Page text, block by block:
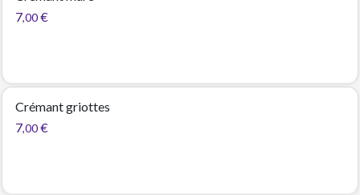
7,00 €
Crémant griottes
7,00 €